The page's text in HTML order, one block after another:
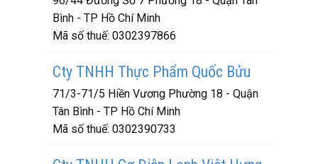
Bình - TP Hồ Chí Minh
Mã số thuế: 0302397866
Cty TNHH Thực Phẩm Quốc Bửu
71/3-71/5 Hiền Vương Phường 18 - Quận
Tân Bình - TP Hồ Chí Minh
Mã số thuế: 0302390733